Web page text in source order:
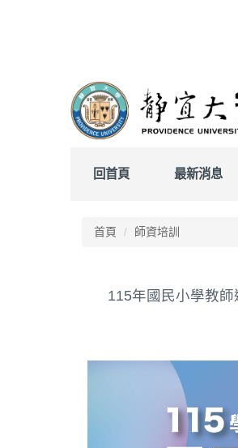
回首頁 最新消息
首頁 師資培訓
115年國民小學教